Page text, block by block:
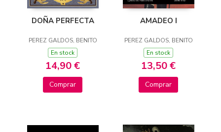
DOÑA PERFECTA
PEREZ GALDOS, BENITO
En stock
14,90 €
Comprar
AMADEO I
PEREZ GALDOS, BENITO
En stock
13,50 €
Comprar